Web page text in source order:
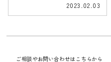
2023.02.03
ご相談やお問い合わせはこちらから